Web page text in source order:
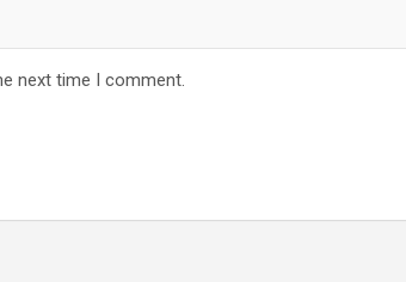
next time I comment.